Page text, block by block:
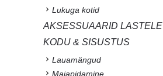
Lukuga kotid
AKSESSUAARID LASTELE
KODU & SISUSTUS
Lauamängud
Majapidamine